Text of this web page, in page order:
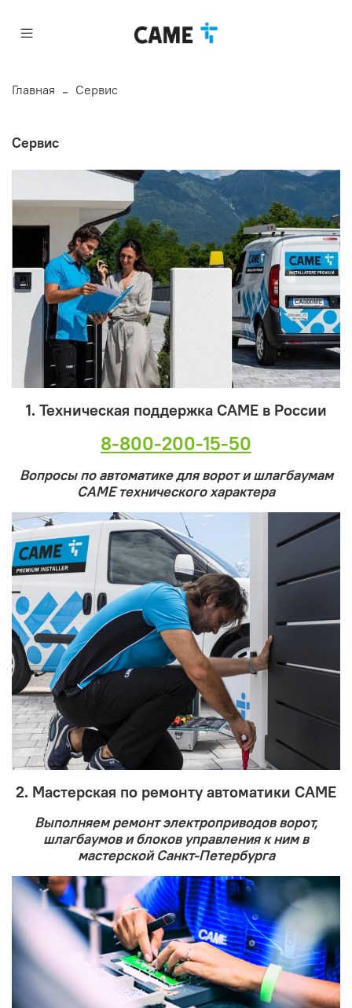
Главная Сервис
Сервис
1. Техническая поддержка CAME в России
8-800-200-15-50
Вопросы по автоматике для ворот и шлагбаумам
CAME технического характера
2. Мастерская по ремонту автоматики CAME
Выполняем ремонт электроприводов ворот,
шлагбаумов и блоков управления к ним в
мастерской Санкт-Петербурга